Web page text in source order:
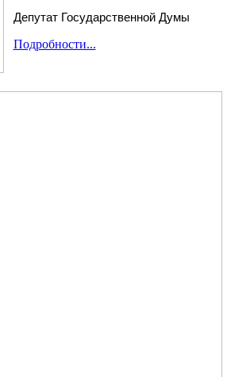
Депутат Государственной Думы
Подробности...